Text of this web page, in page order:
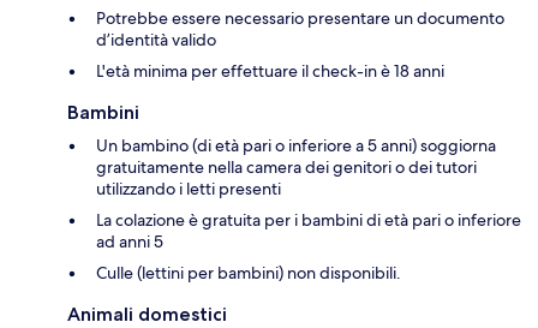
Potrebbe essere necessario presentare un documento
d’identità valido
L'età minima per effettuare il check-in è 18 anni
Bambini
Un bambino (di età pari o inferiore a 5 anni) soggiorna
gratuitamente nella camera dei genitori o dei tutori
utilizzando i letti presenti
La colazione è gratuita per i bambini di età pari o inferiore
ad anni 5
Culle (lettini per bambini) non disponibili.
Animali domestici